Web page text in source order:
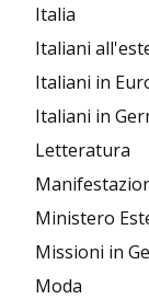
Italia
Italiani
Italiani in
Italiani in
Letteratura
Ministero
Missioni in
Moda